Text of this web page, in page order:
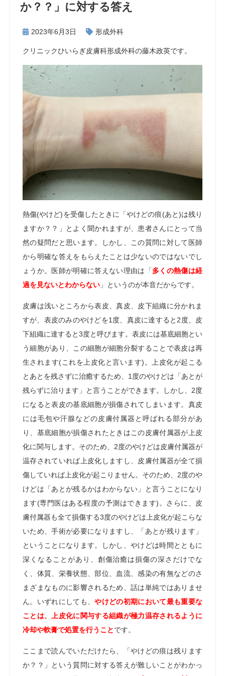
か？？」に対する答え
2023年6月3日 形成外科
クリニックひいらぎ皮膚科形成外科の藤木政英です。
熱傷(やけど)を受傷したときに「やけどの痕(あと)は残り
ますか？？」とよく聞かれますが、患者さんにとって当
然の疑問だと思います。しかし、この質問に対して医師
から明確な答えをもらえたことは少ないのではないでし
ょうか。医師が明確に答えない理由は「多くの熱傷は経
過を見ないとわからない 」というのが本音だからです。
皮膚は浅いところから表皮、真皮、皮下組織に分かれま
すが、表皮のみのやけどを1度、真皮に達すると2度、皮
下組織に達すると3度と呼びます。表皮には基底細胞とい
う細胞があり、この細胞が細胞分裂することで表皮は再
生されます(これを上皮化と言います)。上皮化が起こる
とあとを残さずに治癒するため、1度のやけどは「あとが
残らずに治ります」と言うことができます。しかし、2度
になると表皮の基底細胞が損傷されてしまいます。真皮
には毛包や汗腺などの皮膚付属器と呼ばれる部分があ
り、基底細胞が損傷されたときはこの皮膚付属器が上皮
化に関与します。そのため、2度のやけどは皮膚付属器が
温存されていれば上皮化しますし、皮膚付属器が全て損
傷していれば上皮化が起こりません。そのため、2度のや
けどは「あとが残るかはわからない」と言うことになり
ます(専門医はある程度の予測はできます)。さらに、皮
膚付属器も全て損傷する3度のやけどは上皮化が起こらな
いため、手術が必要になりますし、「あとが残ります」
ということになります。しかし、やけどは時間とともに
深くなることがあり、創傷治癒は損傷の深さだけでな
く、体質、栄養状態、部位、血流、感染の有無などのさ
まざまなものに影響されるため、話は単純ではありませ
ん。いずれにしても
、やけどの初期において最も重要な
ことは、上皮化に関与する組織が極力温存されるように
冷却や軟膏で処置を行うことです。
ここまで読んでいただけたら、「やけどの痕は残ります
か？？」という質問に対する答えが難しいことがわかっ